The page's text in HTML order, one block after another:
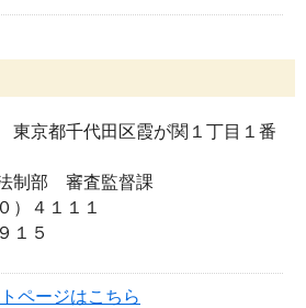
京都千代田区霞が関１丁目１番
制部 審査監督課
４１１１
１５
ページはこちら